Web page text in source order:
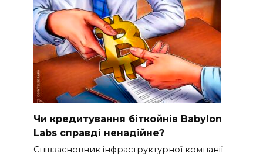
Чи кредитування біткойнів Babylon
Labs справді ненадійне?
Співзасновник інфраструктурної компанії